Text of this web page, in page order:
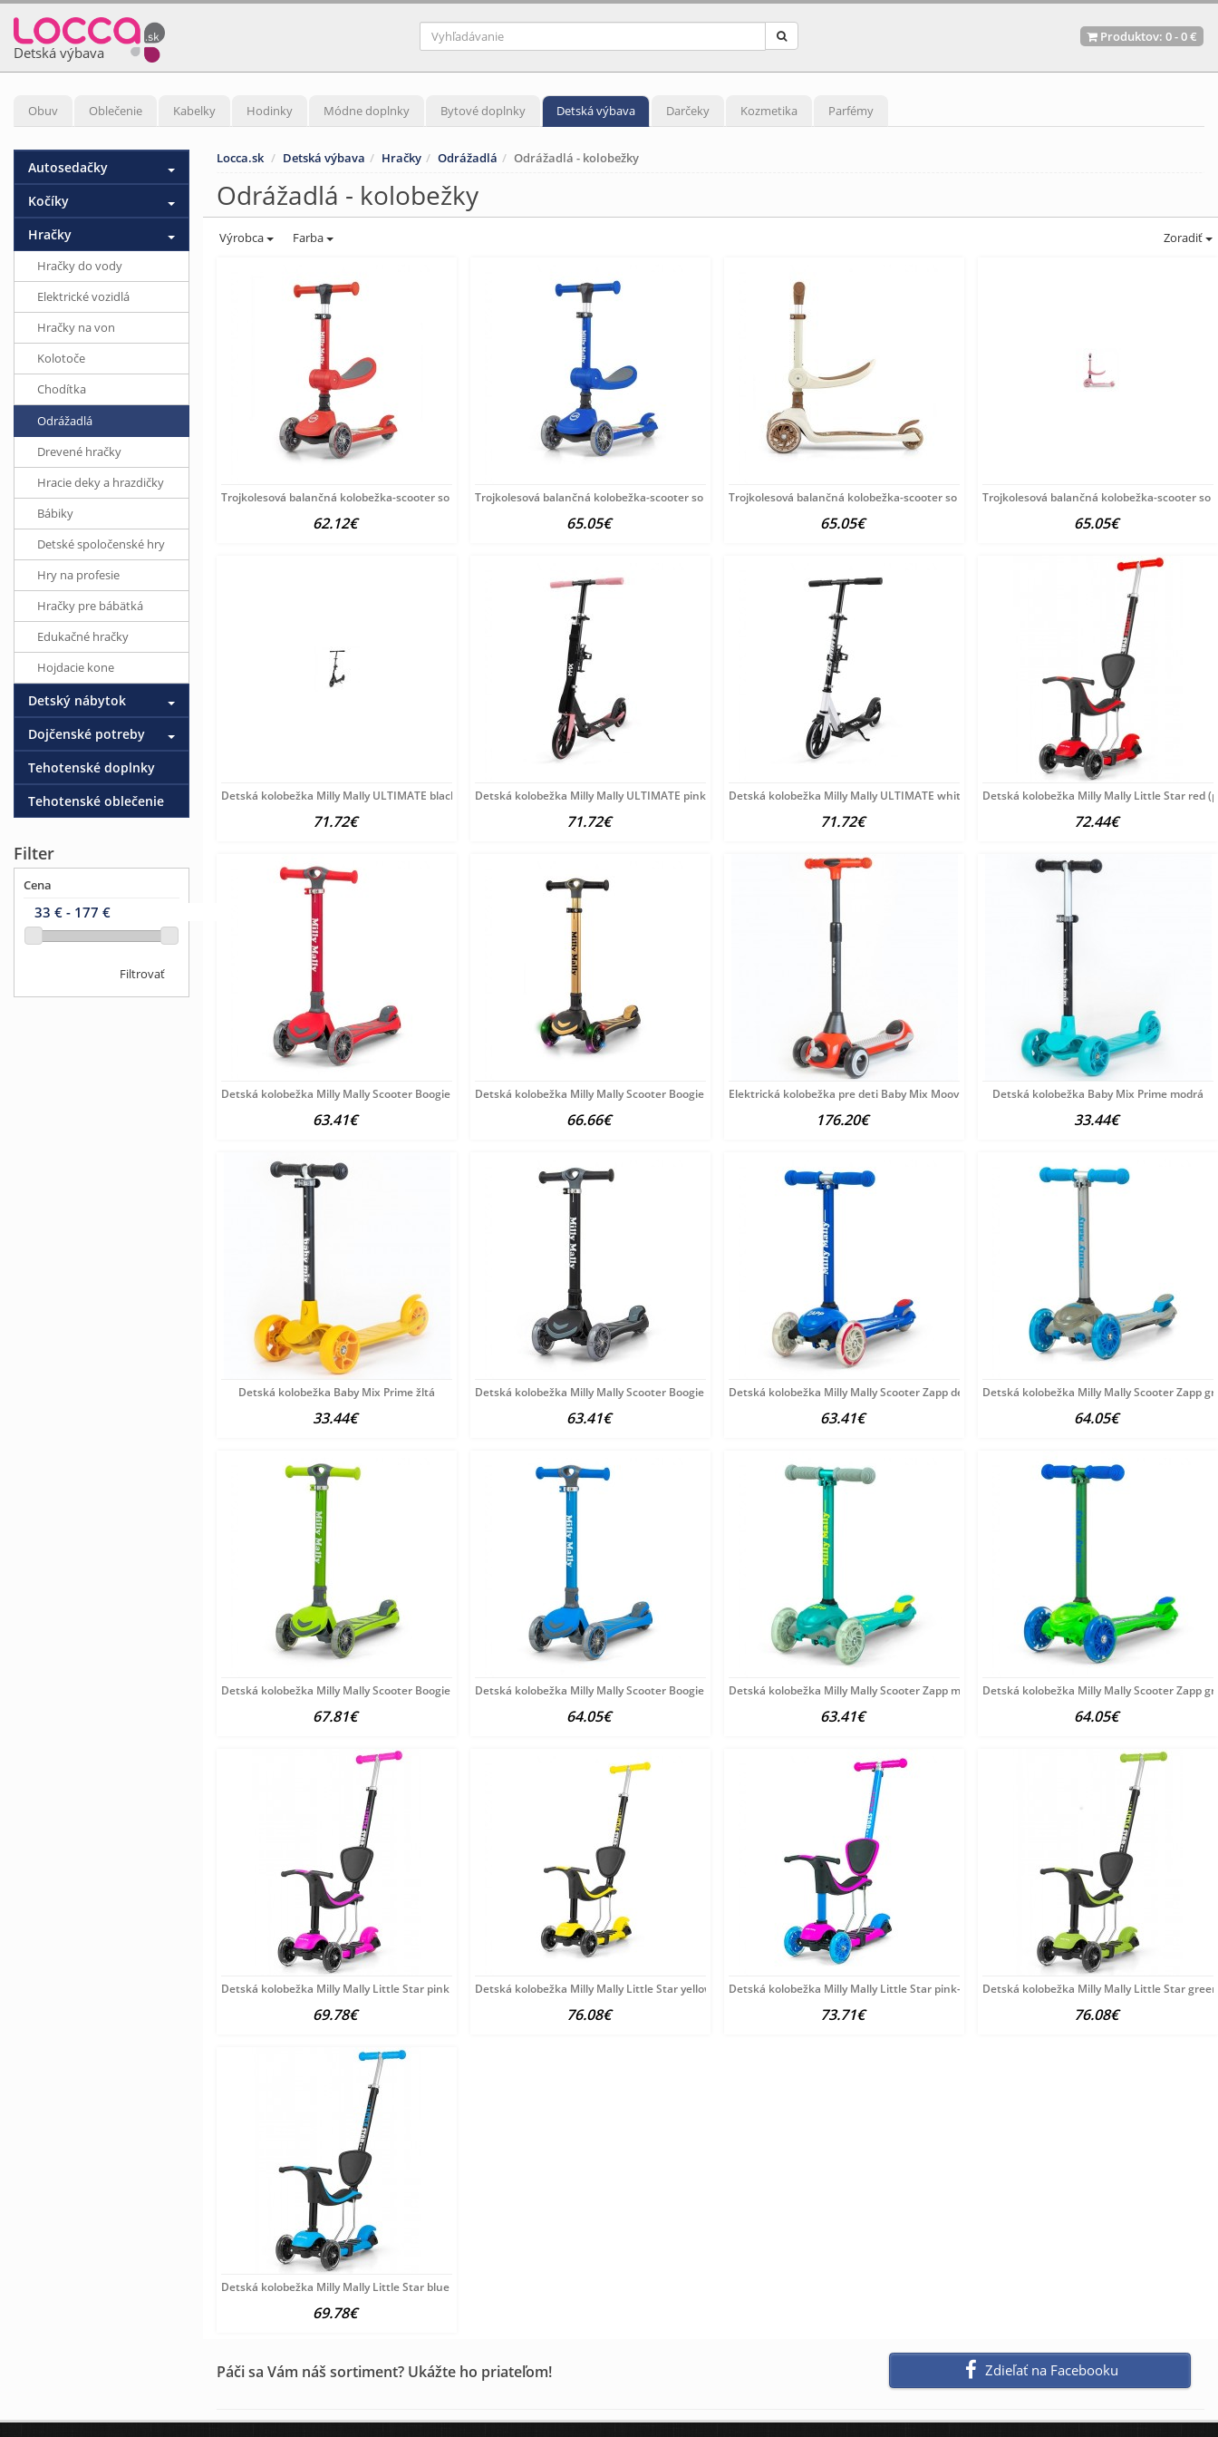
Detská výbava
Produktov: 0-0 €
Obuv Oblečenie Kabelky Hodinky Módne doplnky Bytové doplnky Detská výbava Darčeky Kozmetika Parfémy
Locca.sk Detská výbava Hračky Odrážadlá Odrážadlá - kolobežky
Odrážadlá - kolobežky
Výrobca Farba Zoradiť
Trojkolesová balančná kolobežka-scooter so sedadlom
62.12€
Trojkolesová balančná kolobežka-scooter so sedadlom
65.05€
Trojkolesová balančná kolobežka-scooter so sedadlom
65.05€
Trojkolesová balančná kolobežka-scooter so
65.05€
Detská kolobežka Milly Mally ULTIMATE black Čierna
71.72€
Detská kolobežka Milly Mally ULTIMATE pink ružová
71.72€
Detská kolobežka Milly Mally ULTIMATE white biela
71.72€
Detská kolobežka Milly Mally Little Star red
72.44€
Detská kolobežka Milly Mally Scooter Boogie červená
63.41€
Detská kolobežka Milly Mally Scooter Boogie Golden multicolor
66.66€
Elektrická kolobežka pre deti Baby Mix Moovi červená
176.20€
Detská kolobežka Baby Mix Prime modrá
33.44€
Detská kolobežka Baby Mix Prime žltá
33.44€
Detská kolobežka Milly Mally Scooter Boogie čierna
63.41€
Detská kolobežka Milly Mally Scooter Zapp deep blue multicolor
63.41€
Detská kolobežka Milly Mally Scooter Zapp
64.05€
Detská kolobežka Milly Mally Scooter Boogie zelená
67.81€
Detská kolobežka Milly Mally Scooter Boogie modrá
64.05€
Detská kolobežka Milly Mally Scooter Zapp mint zelená
63.41€
Detská kolobežka Milly Mally Scooter Zapp
64.05€
Detská kolobežka Milly Mally Little Star pink ružová
69.78€
Detská kolobežka Milly Mally Little Star yellow Žltá
76.08€
Detská kolobežka Milly Mally Little Star pink-blue multicolor
73.71€
Detská kolobežka Milly Mally Little Star
76.08€
Detská kolobežka Milly Mally Little Star blue modrá
69.78€
Páči sa Vám náš sortiment? Ukážte ho priateľom! Zdieľať na Facebooku
Autosedačky
Kočíky
Hračky
Hračky do vody
Elektrické vozidlá
Hračky na von
Kolotoče
Chodítka
Odrážadlá
Drevené hračky
Hracie deky a hrazdičky
Bábiky
Detské spoločenské hry
Hry na profesie
Hračky pre bábätká
Edukačné hračky
Hojdacie kone
Detský nábytok
Dojčenské potreby
Tehotenské doplnky
Tehotenské oblečenie
Filter
Cena
Filtrovať